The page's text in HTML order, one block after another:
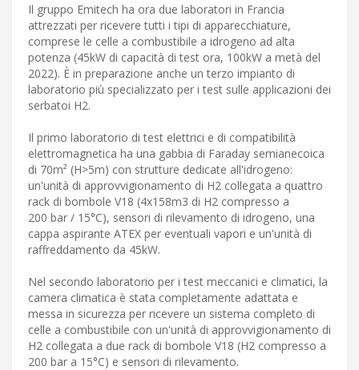
Il gruppo Emitech ha ora due laboratori in Francia
attrezzati per ricevere tutti i tipi di apparecchiature,
comprese le celle a combustibile a idrogeno ad alta
potenza (45kW di capacità di test ora, 100kW a metà del
2022). È in preparazione anche un terzo impianto di
laboratorio più specializzato per i test sulle applicazioni dei
serbatoi H2.
Il primo laboratorio di test elettrici e di compatibilità
elettromagnetica ha una gabbia di Faraday semianecoica
di 70m² (H>5m) con strutture dedicate all'idrogeno:
un'unità di approvvigionamento di H2 collegata a quattro
rack di bombole V18 (4x158m3 di H2 compresso a
200 bar / 15°C), sensori di rilevamento di idrogeno, una
cappa aspirante ATEX per eventuali vapori e un'unità di
raffreddamento da 45kW.
Nel secondo laboratorio per i test meccanici e climatici, la
camera climatica è stata completamente adattata e
messa in sicurezza per ricevere un sistema completo di
celle a combustibile con un'unità di approvvigionamento di
H2 collegata a due rack di bombole V18 (H2 compresso a
200 bar a 15°C) e sensori di rilevamento.